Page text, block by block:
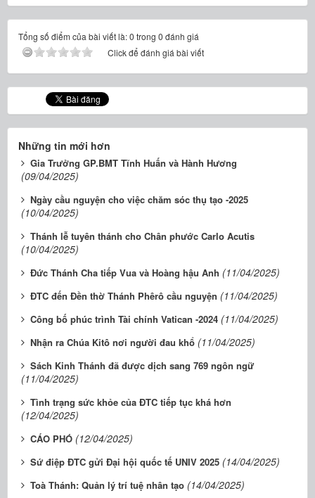
Tổng số điểm của bài viết là: 0 trong 0 đánh giá
Click để đánh giá bài viết
Những tin mới hơn
Gia Trưởng GP.BMT Tĩnh Huấn và Hành Hương
(09/04/2025)
Ngày cầu nguyện cho việc chăm sóc thụ tạo -2025
(10/04/2025)
Thánh lễ tuyên thánh cho Chân phước Carlo Acutis
(10/04/2025)
Đức Thánh Cha tiếp Vua và Hoàng hậu Anh (11/04/2025)
ĐTC đến Đền thờ Thánh Phêrô cầu nguyện (11/04/2025)
Công bố phúc trình Tài chính Vatican -2024 (11/04/2025)
Nhận ra Chúa Kitô nơi người đau khổ (11/04/2025)
Sách Kinh Thánh đã được dịch sang 769 ngôn ngữ
(11/04/2025)
Tình trạng sức khỏe của ĐTC tiếp tục khá hơn
(12/04/2025)
CÁO PHÓ (12/04/2025)
Sứ điệp ĐTC gửi Đại hội quốc tế UNIV 2025 (14/04/2025)
Toà Thánh: Quản lý trí tuệ nhân tạo (14/04/2025)